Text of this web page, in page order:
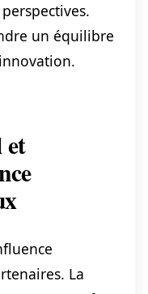
un équilibre
et
La